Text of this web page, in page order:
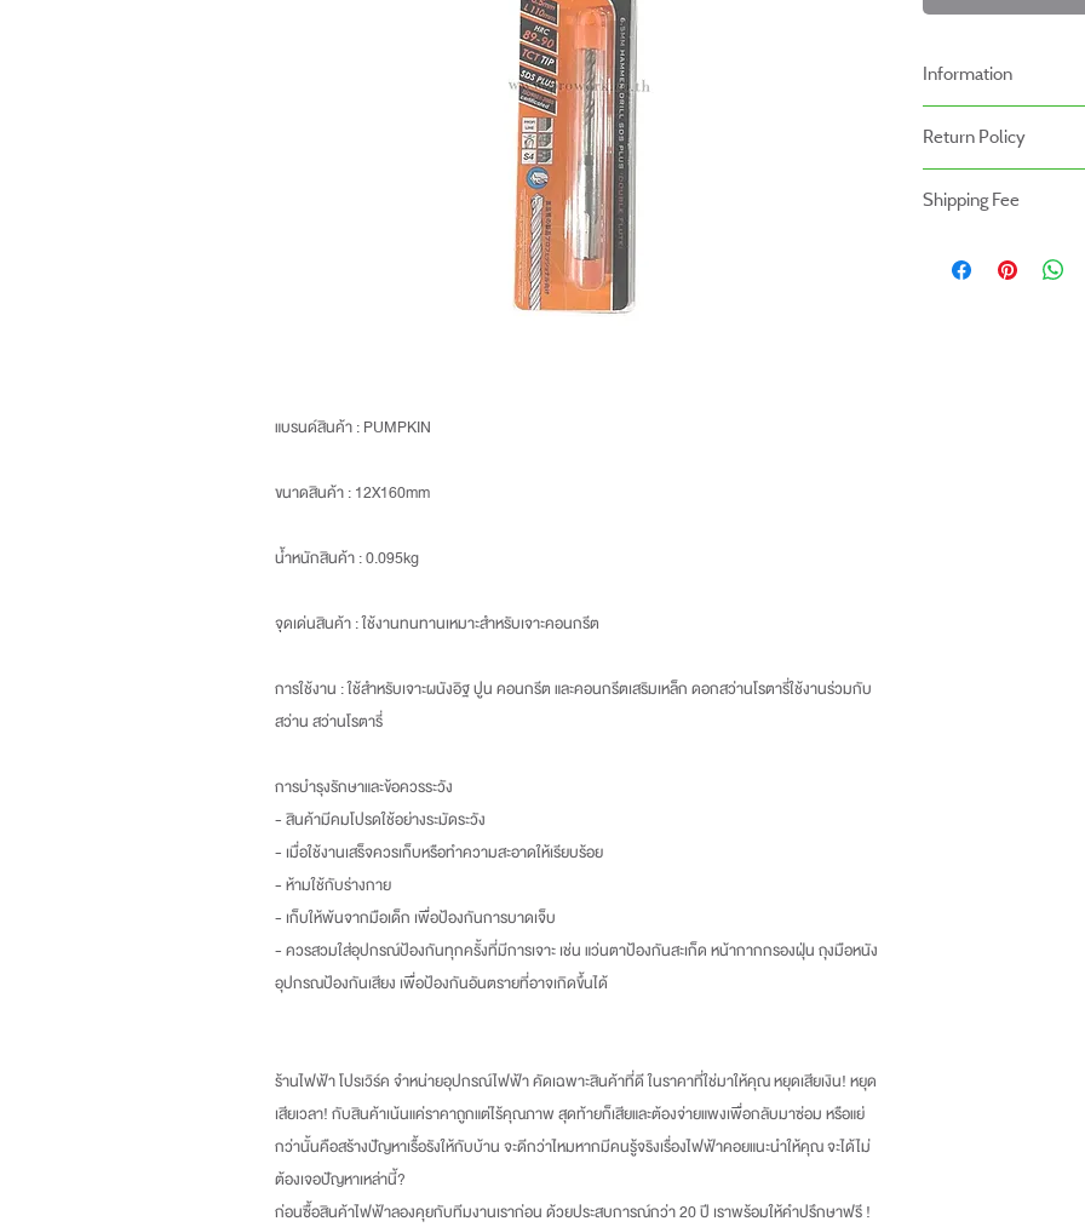
แบรนด์สินค้า : PUMPKIN
ขนาดสินค้า: 12X160mm
น้ำหนักสินค้า: 0.095kg
จุดเด่นสินค้า :ใช้งานทนทานเหมาะสำหรับเจาะคอนกรีต
การใช้งาน :ใช้สำหรับเจาะผนังอิฐ ปูน คอนกรีต และคอนกรีตเสริมเหล็ก ดอกสว่านโรตารี่ใช้งานร่วมกับ
สว่าน สว่านโรตารี่
การบำรุงรักษาและข้อควรระวัง
- สินค้ามีคมโปรดใช้อย่างระมัดระวัง
- เมื่อใช้งานเสร็จควรเก็บหรือทำความสะอาดให้เรียบร้อย
- ห้ามใช้กับร่างกาย
- เก็บให้พ้นจากมือเด็ก เพื่อป้องกันการบาดเจ็บ
- ควรสวมใส่อุปกรณ์ป้องกันทุกครั้งที่มีการเจาะ เช่น แว่นตาป้องกันสะเก็ด หน้ากากกรองฝุ่น ถุงมือหนัง
อุปกรณป้องกันเสียง เพื่อป้องกันอันตรายที่อาจเกิดขึ้นได้
ร้านไฟฟ้า โปรเวิร์ค จำหน่ายอุปกรณ์ไฟฟ้า คัดเฉพาะสินค้าที่ดี ในราคาที่ใช่มาให้คุณ หยุดเสียเงิน!หยุด
เสียเวลา!กับสินค้าเน้นแค่ราคาถูกแต่ไร้คุณภาพ สุดท้ายก็เสียและต้องจ่ายแพงเพื่อกลับมาซ่อม หรือแย่
กว่านั้นคือสร้างปัญหาเรื้อรังให้กับบ้าน จะดีกว่าไหมหากมีคนรู้จริงเรื่องไฟฟ้าคอยแนะนำให้คุณ จะได้ไม่
ต้องเจอปัญหาเหล่านี้?
ก่อนซื้อสินค้าไฟฟ้าลองคุยกับทีมงานเราก่อนด้วยประสบการณ์กว่า20ปี เราพร้อมให้คำปรึกษาฟรี!
Information
-ระยะเวลารับประกันสินค้า
หน้าร้าน
Return Policy
- สินค้าสามารถคืนได้ภาย
- ค่าขนส่งจะไม่สามารถคืน
Shipping Fee